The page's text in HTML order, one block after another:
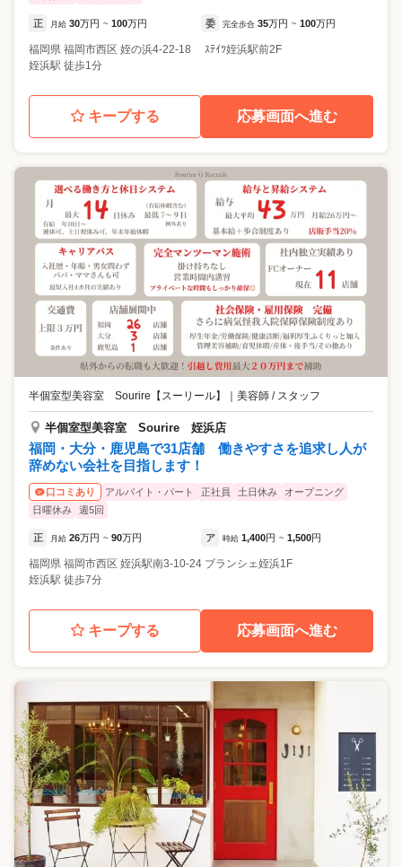
正 月給 30万円 ~ 100万円 委 完全歩合 35万円 ~ 100万円
福岡県 福岡市西区 姪の浜4-22-18 ｽﾃｲﾂ姪浜駅前2F
姪浜駅 徒歩1分
キープする 応募画面へ進む
半個室型美容室 Sourire【スーリール】 美容師 / スタッフ
半個室型美容室 Sourire 姪浜店
福岡・大分・鹿児島で31店舗 働きやすさを追求し人が
辞めない会社を目指します！
口コミあり アルバイト・パート 正社員 土日休み
オープニング
日曜休み
週5回
正 月給 26万円 ~ 90万円 ア 時給 1,400円 ~ 1,500円
福岡県 福岡市西区 姪浜駅南3-10-24 ブランシェ姪浜1F
姪浜駅 徒歩7分
キープする 応募画面へ進む